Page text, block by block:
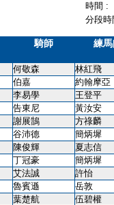
時間 :
分段
騎師 練
何敬森 林紅飛
伯嘉 約翰摩亞
李易學 王登平
告東尼 黃汝安
謝展鵠 方祿麟
谷沛德 簡炳墀
陳俊輝 夏志信
丁冠豪 簡炳墀
艾法誠 許怡
魯賓遜 岳敦
葉楚航 伍碧權